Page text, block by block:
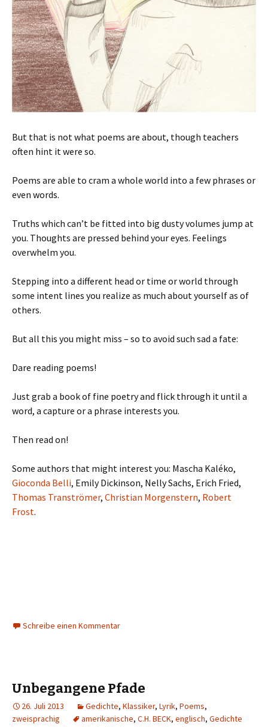
But that is not what poems are about, though teachers
often hint it were so.
Poems are able to cram a whole world into a few phrases or
even words.
Truths which can’t be fitted into big dusty volumes jump at
you. Thoughts are pressed behind your eyes. Feelings
overwhelm you.
Stepping into a different head or time or world through
some intent lines you realize as much about yourself as of
others.
But all this you might miss – so to avoid such sad a fate:
Dare reading poems!
Just grab a book of fine poetry and flick through it until a
word, a capture or a phrase interests you.
Then read on!
Some authors that might interest you: Mascha Kaléko,
Gioconda Belli, Emily Dickinson, Nelly Sachs, Erich Fried,
Thomas Tranströmer, Christian Morgenstern, Robert
Frost.
Schreibe einen Kommentar
Unbegangene Pfade
26. Juli 2013 Gedichte, Klassiker, Lyrik, Poems,
zweisprachig
amerikanische, C.H. BECK, englisch, Gedichte